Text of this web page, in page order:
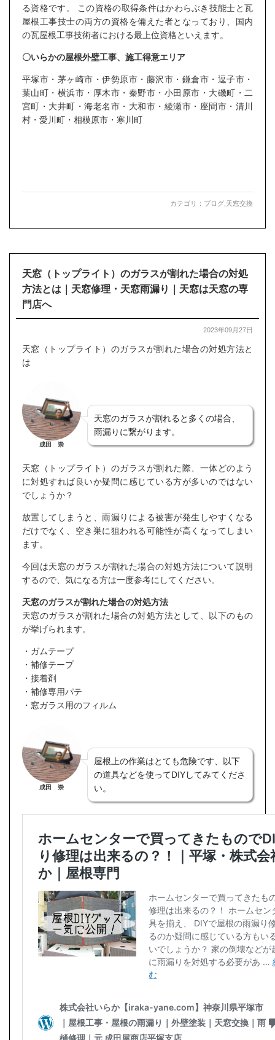
る資格です。 この資格の取得条件はかわらぶき技能士と瓦
屋根工事技士の両方の資格を備えた者となっており、国内
の瓦屋根工事技術者における最上位資格といえます。
〇いらかの屋根外壁工事、施工得意エリア
平塚市・茅ヶ崎市・伊勢原市・藤沢市・鎌倉市・逗子市・
葉山町・横浜市・厚木市・秦野市・小田原市・大磯町・二
宮町・大井町・海老名市・大和市・綾瀬市・座間市・清川
村・愛川町・相模原市・寒川町
カテゴリ： ブログ 天窓交換
天窓（トップライト）のガラスが割れた場合の対処
方法とは｜天窓修理・天窓雨漏り｜天窓は天窓の専
門店へ
2023年09月27日
天窓（トップライト）のガラスが割れた場合の対処方法と
は
成田 崇
天窓のガラスが割れると多くの場合、
雨漏りに繋がります。
天窓（トップライト）のガラスが割れた際、一体どのよう
に対処すれば良いか疑問に感じている方が多いのではない
でしょうか？
放置してしまうと、雨漏りによる被害が発生しやすくなる
だけでなく、空き巣に狙われる可能性が高くなってしまい
ます。
今回は天窓のガラスが割れた場合の対処方法について説明
するので、気になる方は一度参考にしてください。
天窓のガラスが割れた場合の対処方法
天窓のガラスが割れた場合の対処方法として、以下のもの
が挙げられます。
・ガムテープ
・補修テープ
・接着剤
・補修専用パテ
・窓ガラス用のフィルム
成田 崇
屋根上の作業はとても危険です、以下
の道具などを使ってDIYしてみてくださ
い。